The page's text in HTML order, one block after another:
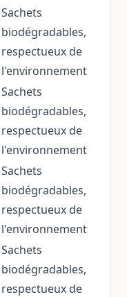
Sachets
biodégradables,
respectueux de
l'environnement
Sachets
biodégradables,
respectueux de
l'environnement
Sachets
biodégradables,
respectueux de
l'environnement
Sachets
biodégradables,
respectueux de